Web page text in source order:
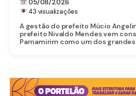
4ª COLOCAÇÃO ENTRE OS
DO ESTADO NA GESTÃO DO
ÚNICO E DO PROGRAMA
05/08/2026
43 visualizações
A gestão do prefeito Múcio
prefeito Nivaldo Mendes vem
Parnamirim como um dos